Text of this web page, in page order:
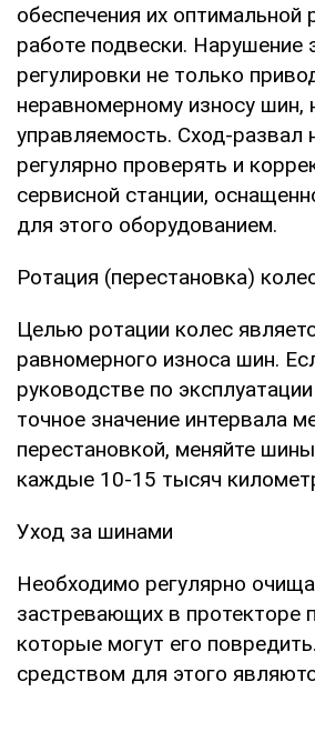
обеспечения их оптимальной
работе подвески. Нарушение
регулировки не только
неравномерному износу шин,
управляемость. Сход-развал
регулярно проверять и
сервисной станции,
для этого оборудованием.
Ротация (перестановка)
Целью ротации колес
равномерного износа шин.
руководстве по
точное значение интервала
перестановкой, меняйте
каждые 10-15 тысяч
Уход за шинами
Необходимо регулярно
застревающих в протекторе
которые могут его
средством для этого